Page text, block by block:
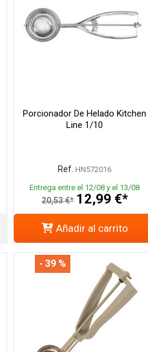
Porcionador De Helado Kitchen
Line 1/10
Ref. HN572016
Entrega entre el 12/08 y el 13/08
20,53 €* 12,99 €*
Añadir al carrito
- 39 %